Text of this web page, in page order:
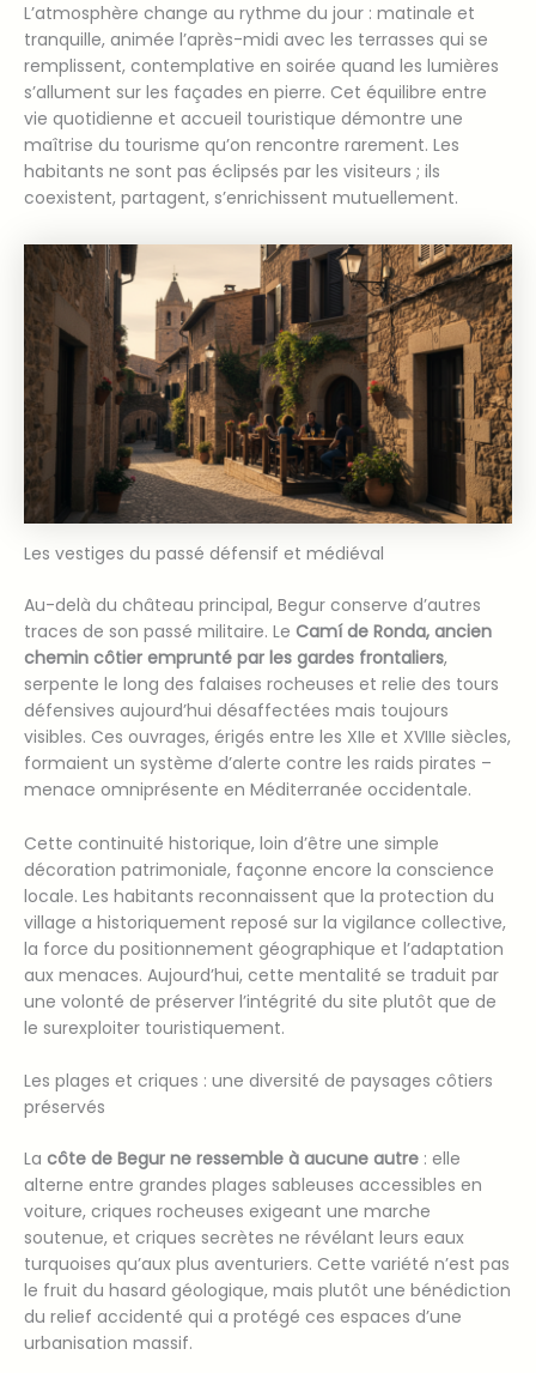
L’atmosphère change au rythme du jour : matinale et
tranquille, animée l’après-midi avec les terrasses qui se
remplissent, contemplative en soirée quand les lumières
s’allument sur les façades en pierre. Cet équilibre entre
vie quotidienne et accueil touristique démontre une
maîtrise du tourisme qu’on rencontre rarement. Les
habitants ne sont pas éclipsés par les visiteurs ; ils
coexistent, partagent, s’enrichissent mutuellement.
Les vestiges du passé défensif et médiéval
Au-delà du château principal, Begur conserve d’autres
traces de son passé militaire. Le Camí de Ronda, ancien
chemin côtier emprunté par les gardes frontaliers,
serpente le long des falaises rocheuses et relie des tours
défensives aujourd’hui désaffectées mais toujours
visibles. Ces ouvrages, érigés entre les XIIe et XVIIIe siècles,
formaient un système d’alerte contre les raids pirates –
menace omniprésente en Méditerranée occidentale.
Cette continuité historique, loin d’être une simple
décoration patrimoniale, façonne encore la conscience
locale. Les habitants reconnaissent que la protection du
village a historiquement reposé sur la vigilance collective,
la force du positionnement géographique et l’adaptation
aux menaces. Aujourd’hui, cette mentalité se traduit par
une volonté de préserver l’intégrité du site plutôt que de
le surexploiter touristiquement.
Les plages et criques : une diversité de paysages côtiers
préservés
La côte de Begur ne ressemble à aucune autre : elle
alterne entre grandes plages sableuses accessibles en
voiture, criques rocheuses exigeant une marche
soutenue, et criques secrètes ne révélant leurs eaux
turquoises qu’aux plus aventuriers. Cette variété n’est pas
le fruit du hasard géologique, mais plutôt une bénédiction
du relief accidenté qui a protégé ces espaces d’une
urbanisation massif.